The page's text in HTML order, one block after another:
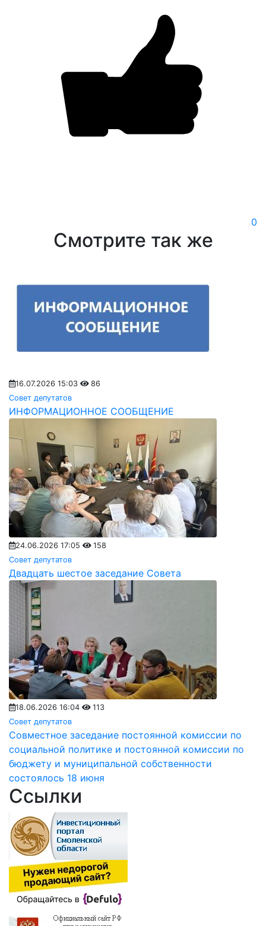
0
Смотрите так же
16.07.2026 15:03
86
Совет депутатов
ИНФОРМАЦИОННОЕ СООБЩЕНИЕ
24.06.2026 17:05
158
Совет депутатов
Двадцать шестое заседание Совета
18.06.2026 16:04
113
Совет депутатов
Совместное заседание постоянной комиссии по
социальной политике и постоянной комиссии по
бюджету и муниципальной собственности
состоялось 18 июня
Ссылки